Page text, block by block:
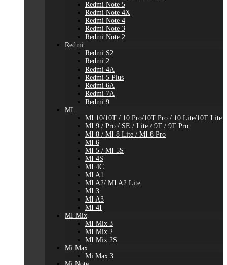
Redmi Note 5
Redmi Note 4X
Redmi Note 4
Redmi Note 3
Redmi Note 2
Redmi
Redmi S2
Redmi 2
Redmi 4A
Redmi 5 Plus
Redmi 6A
Redmi 7A
Redmi 9
MI
MI 10/10T / 10 Pro/10T Pro / 10 Lite/10T Lite
MI 9 / Pro / SE / Lite / 9T / 9T Pro
MI 8 / MI 8 Lite / MI 8 Pro
MI 6
MI 5 / MI 5S
MI 4S
MI 4C
MI A1
MI A2/ MI A2 Lite
MI 3
MI A3
MI 4I
MI Mix
MI Mix 3
MI Mix 2
MI Mix 2S
Mi Max
Mi Max 3